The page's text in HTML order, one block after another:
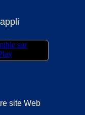
site Web